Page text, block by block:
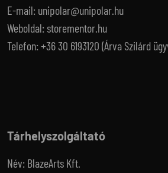
E-mail: unipolar@unipolar.hu
Weboldal: storementor.hu
Telefon: +36 30 6193120 (Árva Szilárd
Tárhelyszolgáltató
Név: BlazeArts Kft.